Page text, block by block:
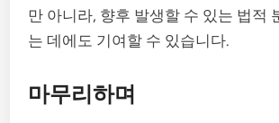
만 아니라, 향후 발생할 수 있는 법적
는 데에도 기여할 수 있습니다.
마무리하며